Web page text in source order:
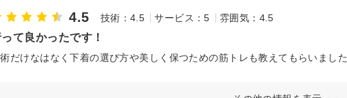
4.5 技術：4.5 サービス：5 雰囲気：4.5
て良かったです！
だけなはなく下着の選び方や美しく保つための筋トレも教えてもらいまし